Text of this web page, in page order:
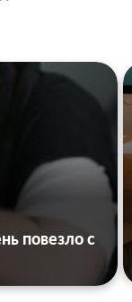
повезло с